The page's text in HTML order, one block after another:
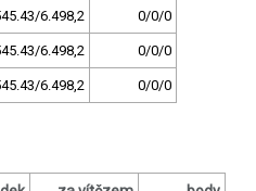
6.498,2 0/0/0
6.498,2 0/0/0
6.498,2 0/0/0